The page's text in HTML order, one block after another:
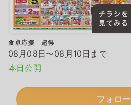
食卓応援 超得
08月08日〜08月10日まで
本日公開
フォロー